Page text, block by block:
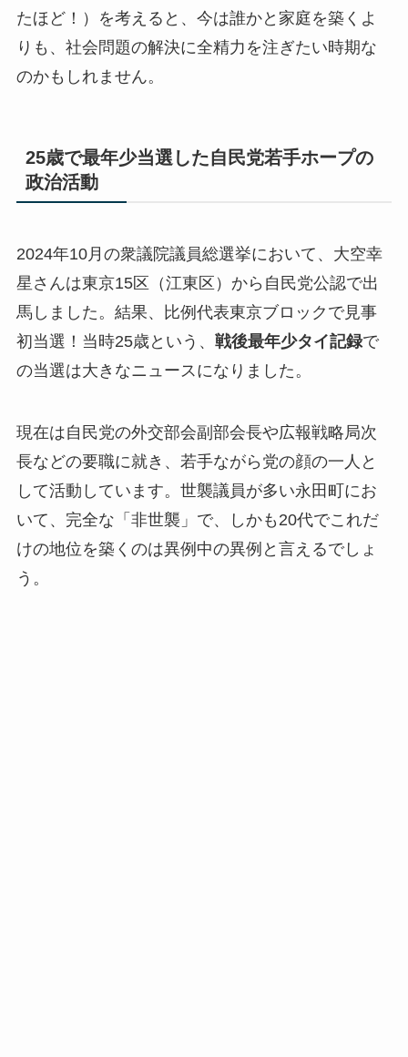
たほど！）を考えると、今は誰かと家庭を築くよ
りも、社会問題の解決に全精力を注ぎたい時期な
のかもしれません。
25歳で最年少当選した自民党若手ホープの
政治活動
2024年10月の衆議院議員総選挙において、大空幸
星さんは東京15区（江東区）から自民党公認で出
馬しました。結果、比例代表東京ブロックで見事
初当選！当時25歳という、 戦後最年少タイ記録で
の当選は大きなニュースになりました。
現在は自民党の外交部会副部会長や広報戦略局次
長などの要職に就き、若手ながら党の顔の一人と
して活動しています。世襲議員が多い永田町にお
いて、完全な「非世襲」で、しかも20代でこれだ
けの地位を築くのは異例中の異例と言えるでしょ
う。